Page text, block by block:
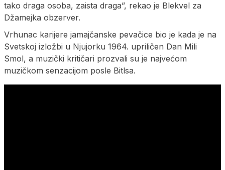
tako draga osoba, zaista draga”, rekao je Blekvel za
Džamejka obzerver.
Vrhunac karijere jamajčanske pevačice bio je kada je na
Svetskoj izložbi u Njujorku 1964. upriličen Dan Mili
Smol, a muzički kritičari prozvali su je najvećom
muzičkom senzacijom posle Bitlsa.